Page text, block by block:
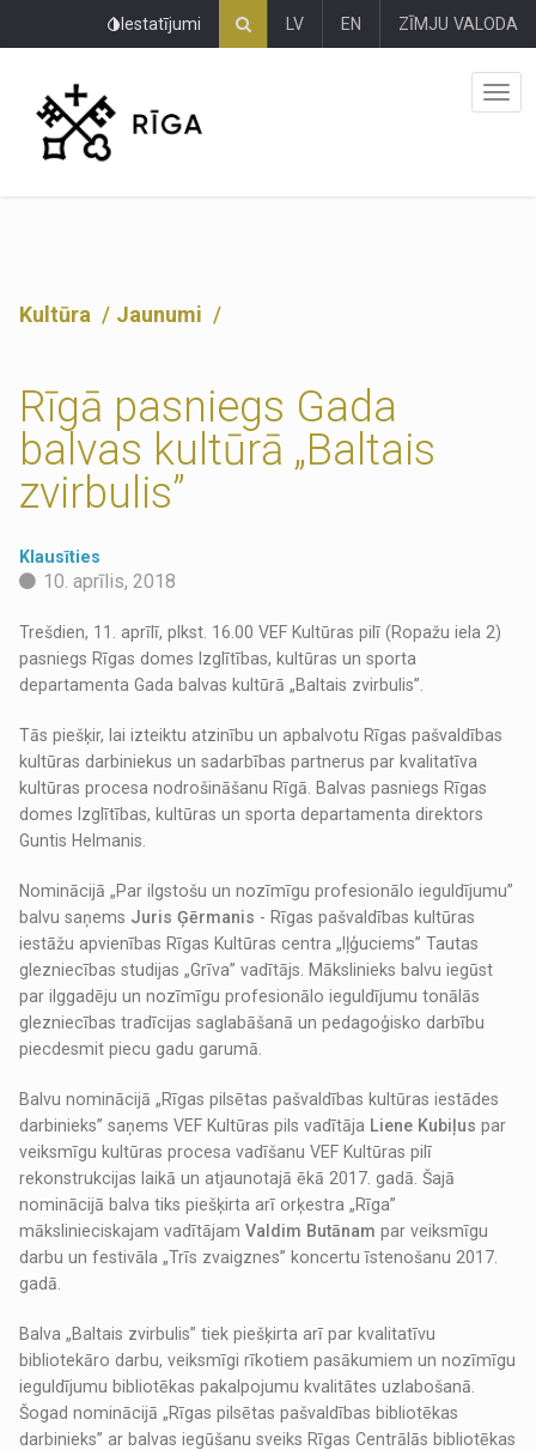
Iestatījumi LV EN ZĪMJU VALODA
Kultūra Jaunumi
Rīgā pasniegs Gada
balvas kultūrā „Baltais
zvirbulis”
Klausīties
10. aprīlis, 2018
Trešdien, 11. aprīlī, plkst. 16.00 VEF Kultūras pilī (Ropažu iela 2)
pasniegs Rīgas domes Izglītības, kultūras un sporta
departamenta Gada balvas kultūrā „Baltais zvirbulis”.
Tās piešķir, lai izteiktu atzinību un apbalvotu Rīgas pašvaldības
kultūras darbiniekus un sadarbības partnerus par kvalitatīva
kultūras procesa nodrošināšanu Rīgā. Balvas pasniegs Rīgas
domes Izglītības, kultūras un sporta departamenta direktors
Guntis Helmanis.
Nominācijā „Par ilgstošu un nozīmīgu profesionālo ieguldījumu”
balvu saņems Juris Ģērmanis - Rīgas pašvaldības kultūras
iestāžu apvienības Rīgas Kultūras centra „Iļģuciems” Tautas
glezniecības studijas „Grīva” vadītājs. Mākslinieks balvu iegūst
par ilggadēju un nozīmīgu profesionālo ieguldījumu tonālās
glezniecības tradīcijas saglabāšanā un pedagoģisko darbību
piecdesmit piecu gadu garumā.
Balvu nominācijā „Rīgas pilsētas pašvaldības kultūras iestādes
darbinieks” saņems VEF Kultūras pils vadītāja Liene Kubiļus par
veiksmīgu kultūras procesa vadīšanu VEF Kultūras pilī
rekonstrukcijas laikā un atjaunotajā ēkā 2017. gadā. Šajā
nominācijā balva tiks piešķirta arī orķestra „Rīga”
mākslinieciskajam vadītājamValdim Butānam par veiksmīgu
darbu un festivāla „Trīs zvaigznes” koncertu īstenošanu 2017.
gadā.
Balva „Baltais zvirbulis” tiek piešķirta arī par kvalitatīvu
bibliotekāro darbu, veiksmīgi rīkotiem pasākumiem un nozīmīgu
ieguldījumu bibliotēkas pakalpojumu kvalitātes uzlabošanā.
Šogad nominācijā „Rīgas pilsētas pašvaldības bibliotēkas
darbinieks” ar balvas iegūšanu sveiks Rīgas Centrālās bibliotēkas